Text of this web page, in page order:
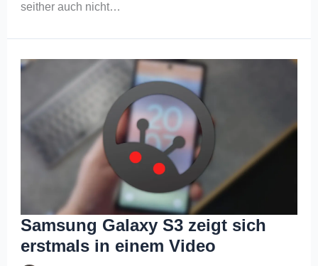
seither auch nicht…
Samsung Galaxy S3 zeigt sich
erstmals in einem Video